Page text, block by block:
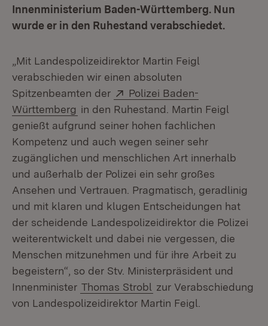
Innenministerium Baden-Württemberg. Nun
wurde er in den Ruhestand verabschiedet.
„Mit Landespolizeidirektor Martin Feigl
verabschieden wir einen absoluten
Spitzenbeamten der
Extern:
Polizei Baden-
Württemberg (Öffnet in neuem Fenster)
in den Ruhestand. Martin Feigl
genießt aufgrund seiner hohen fachlichen
Kompetenz und auch wegen seiner sehr
zugänglichen und menschlichen Art innerhalb
und außerhalb der Polizei ein sehr großes
Ansehen und Vertrauen. Pragmatisch, geradlinig
und mit klaren und klugen Entscheidungen hat
der scheidende Landespolizeidirektor die Polizei
weiterentwickelt und dabei nie vergessen, die
Menschen mitzunehmen und für ihre Arbeit zu
begeistern“, so der Stv. Ministerpräsident und
Innenminister Thomas Strobl zur Verabschiedung
von Landespolizeidirektor Martin Feigl.